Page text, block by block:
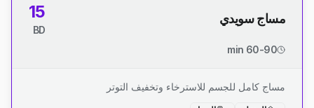
مساج سويدي 15
BD
60-90 min
مساج كامل للجسم للاسترخاء وتخفيف التوتر